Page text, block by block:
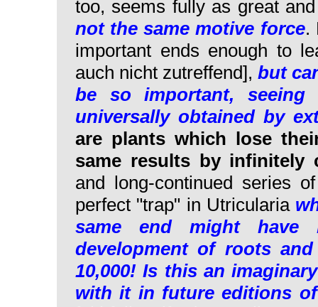
too, seems fully as great
not the same motive force.
important ends enough to
auch nicht zutreffend], but
be so important,
universally obtained by
are plants which lose
same results by infinitely
and long-continued series
perfect "trap" in Utricularia
same end might
development of roots
10,000! Is this an
with it in future editions